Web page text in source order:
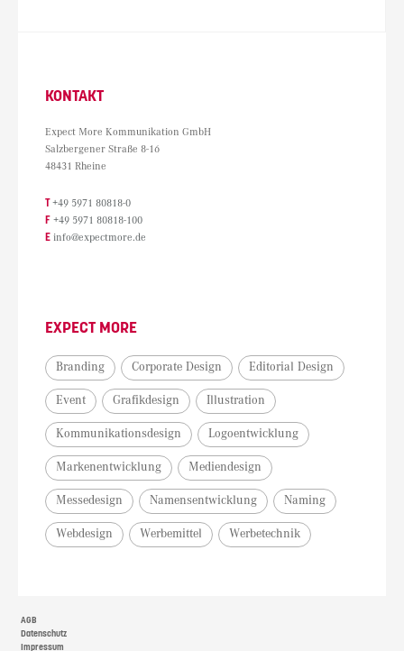
KONTAKT
Expect More Kommunikation GmbH
Salzbergener Straße 8-16
48431 Rheine
T +49 5971 80818-0
F +49 5971 80818-100
E info@expectmore.de
EXPECT MORE
Branding Corporate Design Editorial Design
Event Grafikdesign Illustration
Kommunikationsdesign Logoentwicklung
Markenentwicklung Mediendesign
Messedesign Namensentwicklung Naming
Webdesign Werbemittel Werbetechnik
AGB
Datenschutz
Impressum